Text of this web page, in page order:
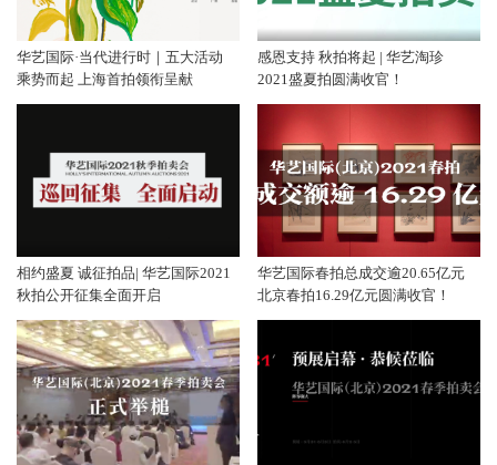
华艺国际·当代进行时｜五大活动
乘势而起 上海首拍领衔呈献
感恩支持 秋拍将起 | 华艺淘珍
2021盛夏拍圆满收官！
相约盛夏 诚征拍品| 华艺国际2021
秋拍公开征集全面开启
华艺国际春拍总成交逾20.65亿元
北京春拍16.29亿元圆满收官！